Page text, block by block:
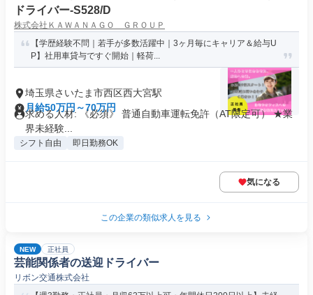
ドライバー-S528/D
株式会社ＫＡＷＡＮＡＧＯ ＧＲＯＵＰ
【学歴経験不問｜若手が多数活躍中｜3ヶ月毎にキャリア＆給与U
P】社用車貸与ですぐ開始｜軽荷...
埼玉県さいたま市西区西大宮駅
月給50万円～70万円
求める人材: 《必須》 普通自動車運転免許（AT限定可） ★業
界未経験...
シフト自由 即日勤務OK
気になる
この企業の類似求人を見る
NEW 正社員
芸能関係者の送迎ドライバー
リボン交通株式会社